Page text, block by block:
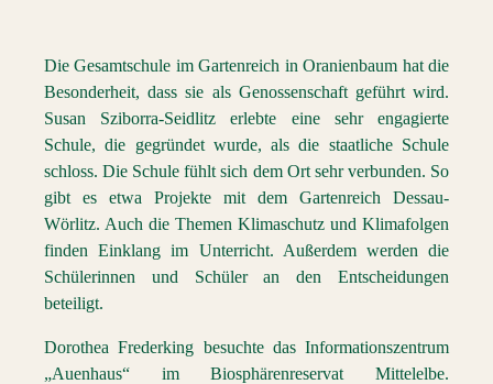
Die Gesamtschule im Gartenreich in Oranienbaum hat die
Besonderheit, dass sie als Genossenschaft geführt wird.
Susan Sziborra-Seidlitz erlebte eine sehr engagierte
Schule, die gegründet wurde, als die staatliche Schule
schloss. Die Schule fühlt sich dem Ort sehr verbunden. So
gibt es etwa Projekte mit dem Gartenreich Dessau-
Wörlitz. Auch die Themen Klimaschutz und Klimafolgen
finden Einklang im Unterricht. Außerdem werden die
Schülerinnen und Schüler an den Entscheidungen
beteiligt.
Dorothea Frederking besuchte das Informationszentrum
„Auenhaus“ im Biosphärenreservat Mittelelbe.